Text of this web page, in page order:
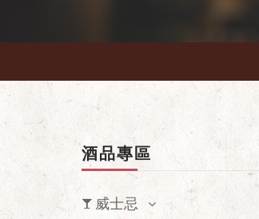
酒品專區
威士忌